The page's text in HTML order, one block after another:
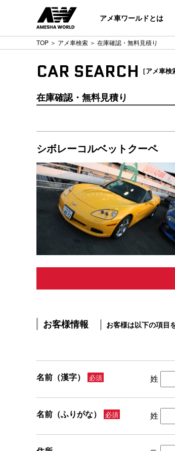
アメ車ワールドとは
TOP ＞ アメ車検索 ＞ 在庫確認・無料見積り
CAR SEARCH ［アメ車検
在庫確認・無料見積り
シボレーコルベットクーペ
お客様情報 お客様は以下の項目
名前（漢字） 必須 姓
名前（ふりがな） 必須 姓